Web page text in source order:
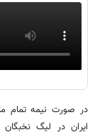
در صورت نیمه تمام
ایران در لیگ